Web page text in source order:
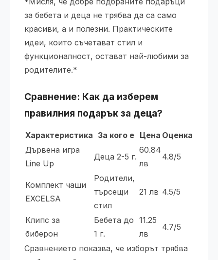
за бебета и деца не трябва да са само
красиви, а и полезни. Практическите
идеи, които съчетават стил и
функционалност, остават най-любими за
родителите.*
Сравнение: Как да изберем
правилния подарък за деца?
Характеристика За кого е Цена Оценка
Дървена игра
Line Up
Деца 2-5 г.
60.84
лв
4.8/5
Комплект чаши
EXCELSA
Родители,
търсещи
стил
21 лв 4.5/5
Клипс за
биберон
Бебета до
1 г.
11.25
лв
4.7/5
Сравнението показва, че изборът трябва